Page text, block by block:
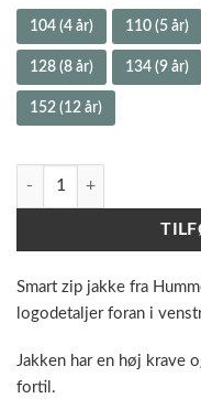
104 (4 år) 110 (5 år)
128 (8 år) 134 (9 år)
152 (12 år)
Hummel Zip Jakke -
Smart zip jakke fra
logodetaljer foran i
Jakken har en høj krave
fortil.